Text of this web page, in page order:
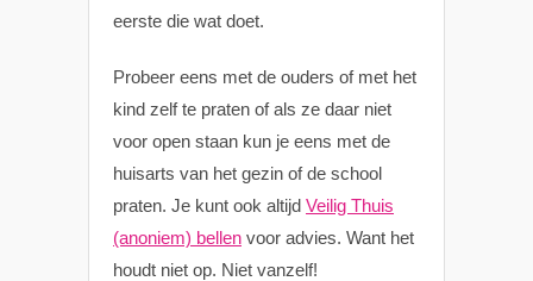
eerste die wat doet.
Probeer eens met de ouders of met het
kind zelf te praten of als ze daar niet
voor open staan kun je eens met de
huisarts van het gezin of de school
praten. Je kunt ook altijd Veilig Thuis
(anoniem) bellen voor advies. Want het
houdt niet op. Niet vanzelf!